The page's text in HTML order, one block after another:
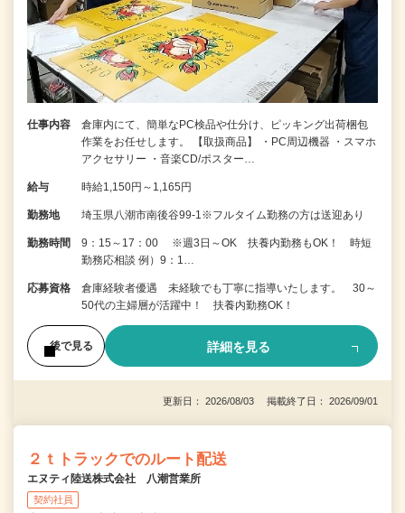
仕事内容
倉庫内にて、簡単なPC検品や仕分け、ピッキング出荷梱包
作業をお任せします。 【取扱商品】 ・PC周辺機器 ・スマホ
アクセサリー ・音楽CD/ポスター…
給与 時給1,150円～1,165円
勤務地 埼玉県八潮市南後谷99‐1※フルタイム勤務の方は送迎あり
勤務時間
9：15～17：00 ※週3日～OK 扶養内勤務もOK！ 時短
勤務応相談 例）9：1…
応募資格
倉庫経験者優遇 未経験でも丁寧に指導いたします。 30～
50代の主婦層が活躍中！ 扶養内勤務OK！
後で見る 詳細を見る
更新日： 2026/08/03 掲載終了日： 2026/09/01
２ｔトラックでのルート配送
エヌティ陸送株式会社 八潮営業所
契約社員